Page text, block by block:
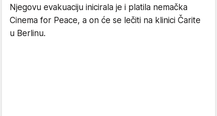
Njegovu evakuaciju inicirala je i platila nemačka
Cinema for Peace, a on će se lečiti na klinici Čarite
u Berlinu.